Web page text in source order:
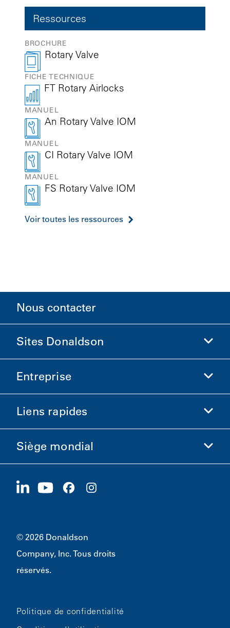
Ressources
BROCHURE
Rotary Valve
FICHE TECHNIQUE
FT Rotary Airlocks
MANUEL
An Rotary Valve IOM
MANUEL
CI Rotary Valve IOM
MANUEL
FS Rotary Valve IOM
Voir toutes les ressources
Nous contacter
Sites Donaldson
Donaldson Sciences de la vie
Boutique Donaldson
Entreprise
Informations sur l'entreprise
Éthique et conformité
Carrières
Liens rapides
Investisseurs
Fournisseurs
Développement durable
Siège mondial
1400 W 94th Street
© 2026 Donaldson
Company, Inc. Tous droits
réservés.
Politique de confidentialité